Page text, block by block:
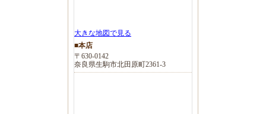
大きな地図で見る
■本店
〒630-0142
奈良県生駒市北田原町2361-3